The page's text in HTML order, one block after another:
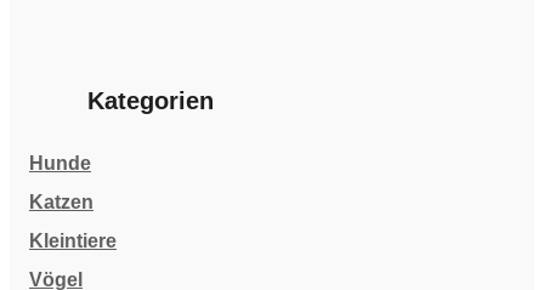
Kategorien
Hunde
Katzen
Kleintiere
Vögel